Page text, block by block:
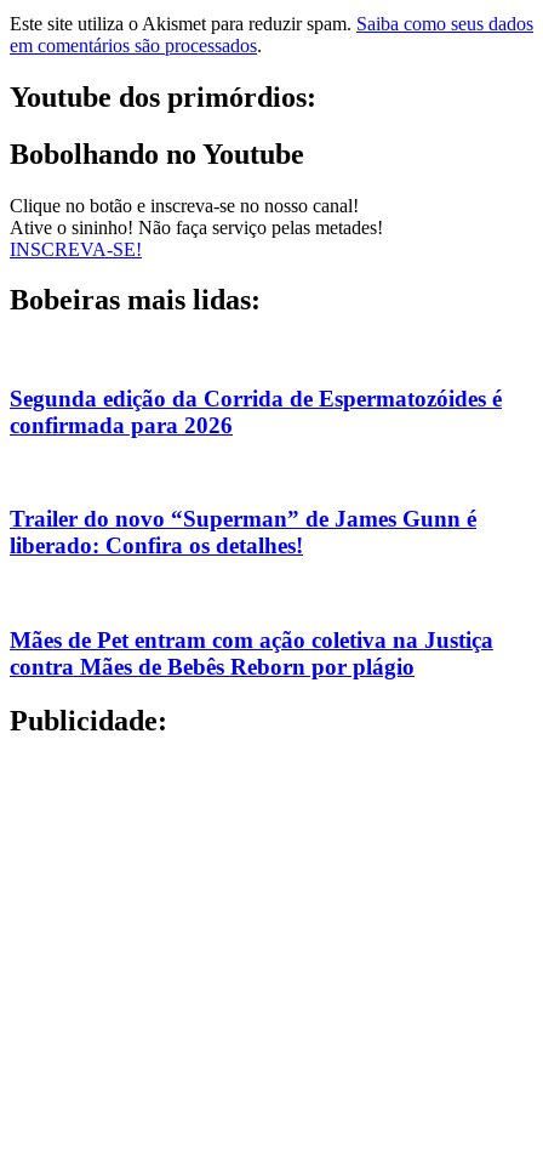
Este site utiliza o Akismet para reduzir spam. Saiba como seus dados
em comentários são processados.
Youtube dos primórdios:
Bobolhando no Youtube
Clique no botão e inscreva-se no nosso canal!
Ative o sininho! Não faça serviço pelas metades!
INSCREVA-SE!
Bobeiras mais lidas:
Segunda edição da Corrida de Espermatozóides é
confirmada para 2026
Trailer do novo “Superman” de James Gunn é
liberado: Confira os detalhes!
Mães de Pet entram com ação coletiva na Justiça
contra Mães de Bebês Reborn por plágio
Publicidade: